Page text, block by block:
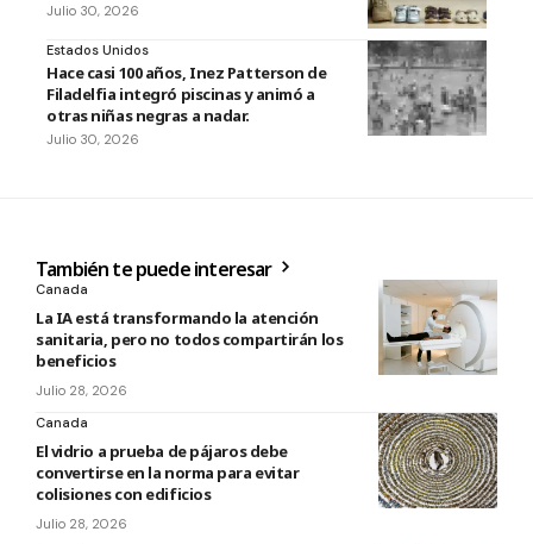
Julio 30, 2026
Estados Unidos
Hace casi 100 años, Inez Patterson de
Filadelfia integró piscinas y animó a
otras niñas negras a nadar.
Julio 30, 2026
También te puede interesar
Canada
La IA está transformando la atención
sanitaria, pero no todos compartirán los
beneficios
Julio 28, 2026
Canada
El vidrio a prueba de pájaros debe
convertirse en la norma para evitar
colisiones con edificios
Julio 28, 2026